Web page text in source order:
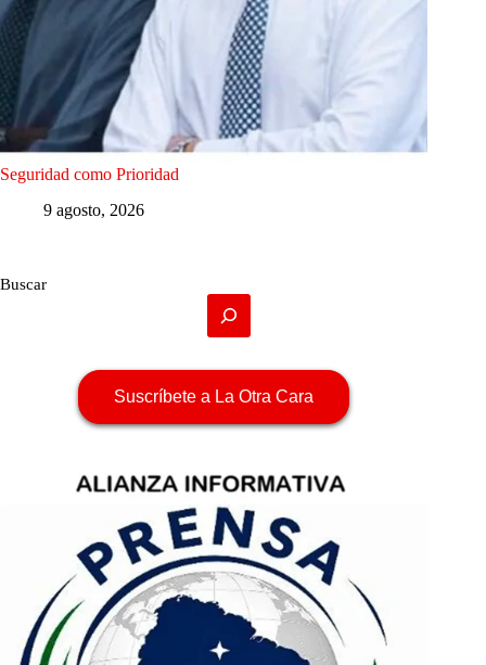
Seguridad como Prioridad
9 agosto, 2026
Buscar
Suscríbete a La Otra Cara